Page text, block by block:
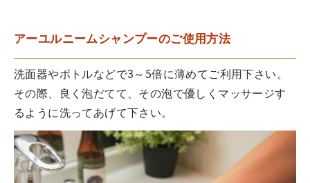
アーユルニームシャンプーのご使用方法
洗面器やボトルなどで3～5倍に薄めてご利用下さい。
その際、良く泡だてて、その泡で優しくマッサージす
るように洗ってあげて下さい。